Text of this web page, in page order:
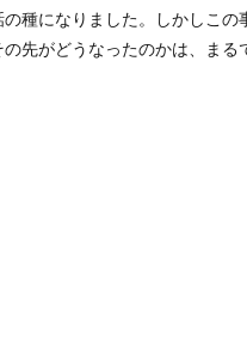
の種になりました。しかしこの
先がどうなったのかは、まる